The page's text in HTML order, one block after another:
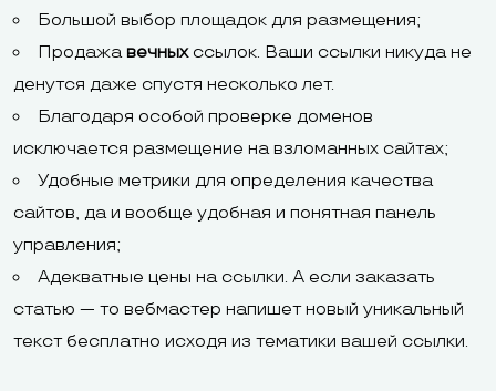
Большой выбор площадок для размещения;
Продажавечныхссылок. Ваши ссылки никуда не
денутся даже спустя несколько лет.
Благодаря особой проверке доменов
исключается размещение на взломанных сайтах;
Удобные метрики для определения качества
сайтов, да и вообще удобная и понятная панель
управления;
Адекватные цены на ссылки. А если заказать
статью — то вебмастер напишет новый уникальный
текст бесплатно исходя из тематики вашей ссылки.